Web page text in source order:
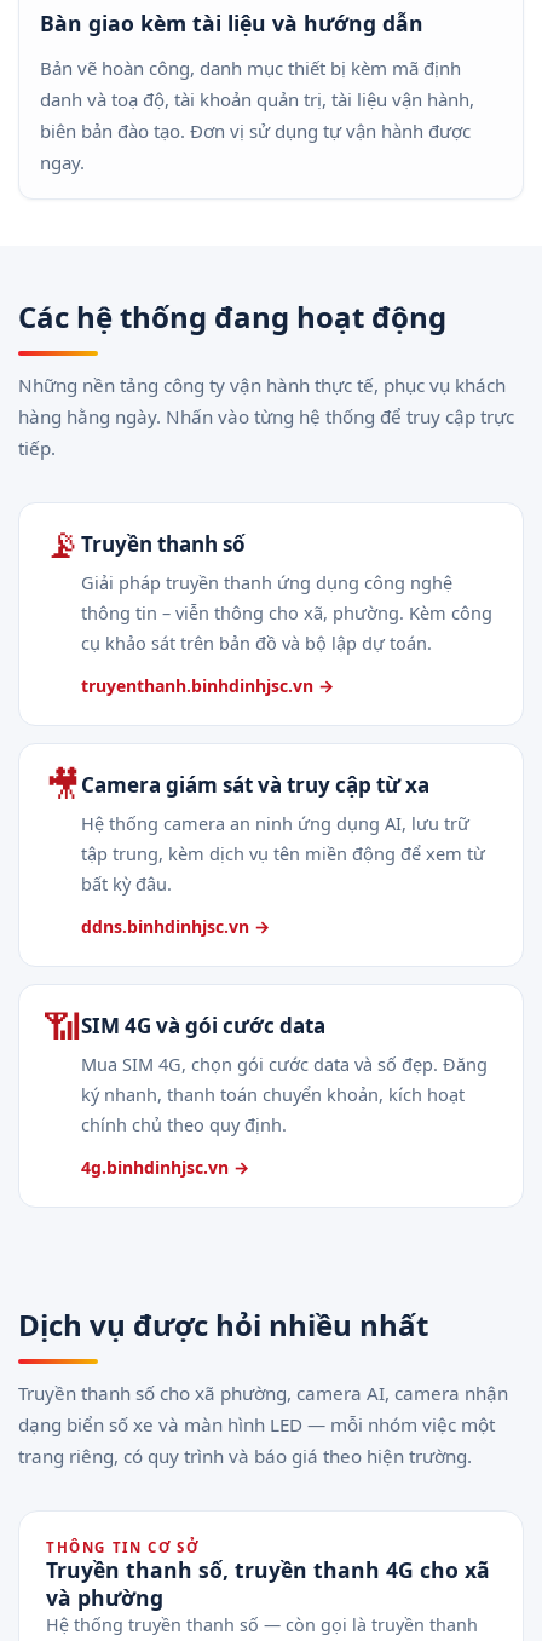
Bàn giao kèm tài liệu và hướng dẫn
Bản vẽ hoàn công, danh mục thiết bị kèm mã định
danh và toạ độ, tài khoản quản trị, tài liệu vận hành,
biên bản đào tạo. Đơn vị sử dụng tự vận hành được
ngay.
Các hệ thống đang hoạt động
Những nền tảng công ty vận hành thực tế, phục vụ khách
hàng hằng ngày. Nhấn vào từng hệ thống để truy cập trực
tiếp.
📡 Truyền thanh số
Giải pháp truyền thanh ứng dụng công nghệ
thông tin – viễn thông cho xã, phường. Kèm công
cụ khảo sát trên bản đồ và bộ lập dự toán.
truyenthanh.binhdinhjsc.vn →
🎥Camera giám sát và truy cập từ xa
Hệ thống camera an ninh ứng dụng AI, lưu trữ
tập trung, kèm dịch vụ tên miền động để xem từ
bất kỳ đâu.
ddns.binhdinhjsc.vn →
📶SIM 4G và gói cước data
Mua SIM 4G, chọn gói cước data và số đẹp. Đăng
ký nhanh, thanh toán chuyển khoản, kích hoạt
chính chủ theo quy định.
4g.binhdinhjsc.vn →
Dịch vụ được hỏi nhiều nhất
Truyền thanh số cho xã phường, camera AI, camera nhận
dạng biển số xe và màn hình LED — mỗi nhóm việc một
trang riêng, có quy trình và báo giá theo hiện trường.
THÔNG TIN CƠ SỞ
Truyền thanh số, truyền thanh 4G cho xã
và phường
Hệ thống truyền thanh số — còn gọi là truyền thanh